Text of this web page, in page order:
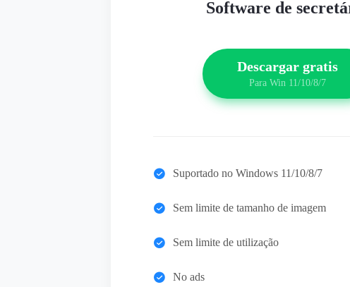
Software de
Descargar gratis
Para Win 11/10/8/7
Suportado no Windows 11/10/8/7
Sem limite de tamanho de imagem
Sem limite de utilização
No ads